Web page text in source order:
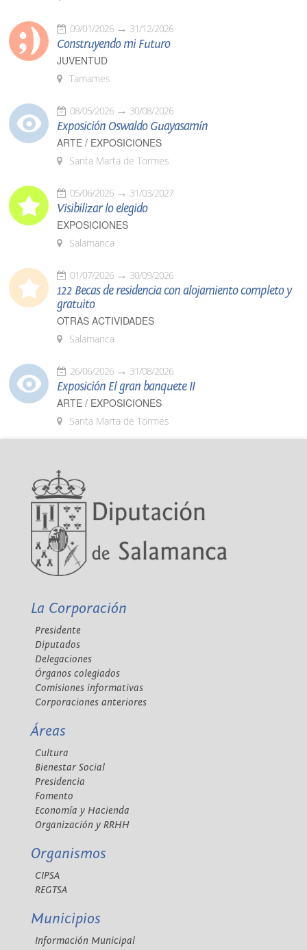
09/01/2026 31/12/2026
Construyendo mi Futuro
JUVENTUD
Tamames
08/05/2026 30/08/2026
Exposición Oswaldo Guayasamín
ARTE / EXPOSICIONES
Santa Marta de Tormes
05/06/2026 31/03/2027
Visibilizar lo elegido
EXPOSICIONES
Salamanca
01/07/2026 30/09/2026
122 Becas de residencia con alojamiento completo y
gratuito
OTRAS ACTIVIDADES
Salamanca
26/06/2026 31/08/2026
Exposición El gran banquete II
ARTE / EXPOSICIONES
Santa Marta de Tormes
La Corporación
Presidente
Diputados
Delegaciones
Órganos colegiados
Comisiones informativas
Corporaciones anteriores
Áreas
Cultura
Bienestar Social
Presidencia
Fomento
Economía y Hacienda
Organización y RRHH
Organismos
CIPSA
REGTSA
Municipios
Información Municipal